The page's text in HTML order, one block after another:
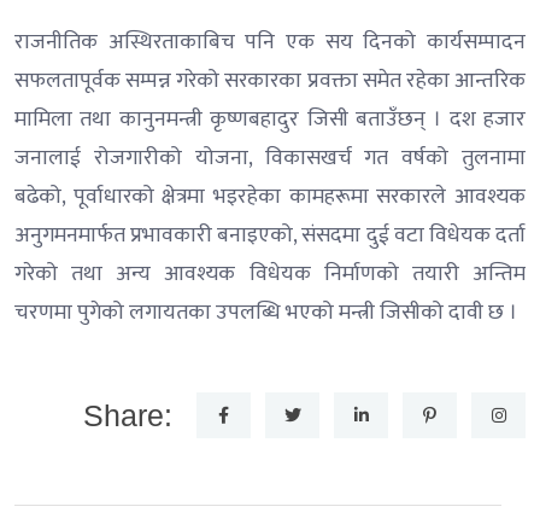
राजनीतिक अस्थिरताकाबिच पनि एक सय दिनको कार्यसम्पादन
सफलतापूर्वक सम्पन्न गरेको सरकारका प्रवक्ता समेत रहेका आन्तरिक
मामिला तथा कानुनमन्त्री कृष्णबहादुर जिसी बताउँछन् । दश हजार
जनालाई रोजगारीको योजना, विकासखर्च गत वर्षको तुलनामा
बढेको, पूर्वाधारको क्षेत्रमा भइरहेका कामहरूमा सरकारले आवश्यक
अनुगमनमार्फत प्रभावकारी बनाइएको, संसदमा दुई वटा विधेयक दर्ता
गरेको तथा अन्य आवश्यक विधेयक निर्माणको तयारी अन्तिम
चरणमा पुगेको लगायतका उपलब्धि भएको मन्त्री जिसीको दावी छ ।
Share: